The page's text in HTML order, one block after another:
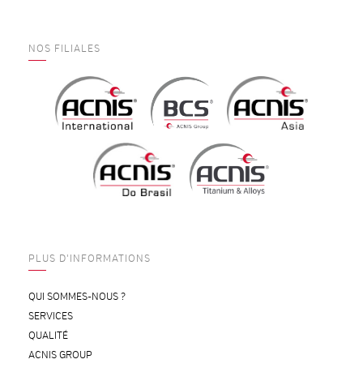
NOS FILIALES
PLUS D'INFORMATIONS
QUI SOMMES-NOUS ?
SERVICES
QUALITÉ
ACNIS GROUP